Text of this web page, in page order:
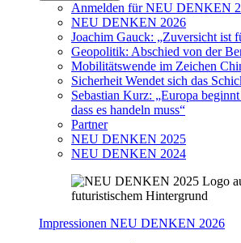
Anmelden für NEU DENKEN
NEU DENKEN 2026
Joachim Gauck: „Zuversicht ist
Geopolitik: Abschied von der
Mobilitätswende im Zeichen
Sicherheit Wendet sich das
Sebastian Kurz: „Europa
dass es handeln muss“
Partner
NEU DENKEN 2025
NEU DENKEN 2024
Impressionen NEU DENKEN 2026